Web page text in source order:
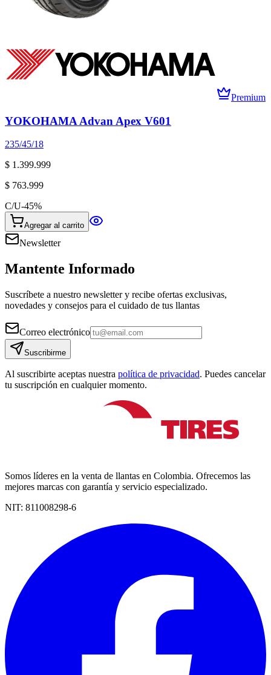
Premium
YOKOHAMA Advan Apex V601
235/45/18
$ 1.399.999
$ 763.999
C/U-45%
Agregar al carrito
Newsletter
Mantente Informado
Suscríbete a nuestro newsletter y recibe ofertas exclusivas,
novedades y consejos para el cuidado de tus llantas
Correo electrónico
Suscribirme
Al suscribirte aceptas nuestra política de privacidad. Puedes cancelar
tu suscripción en cualquier momento.
Somos líderes en la venta de llantas en Colombia. Ofrecemos las
mejores marcas con garantía y servicio especializado.
NIT: 811008298-6